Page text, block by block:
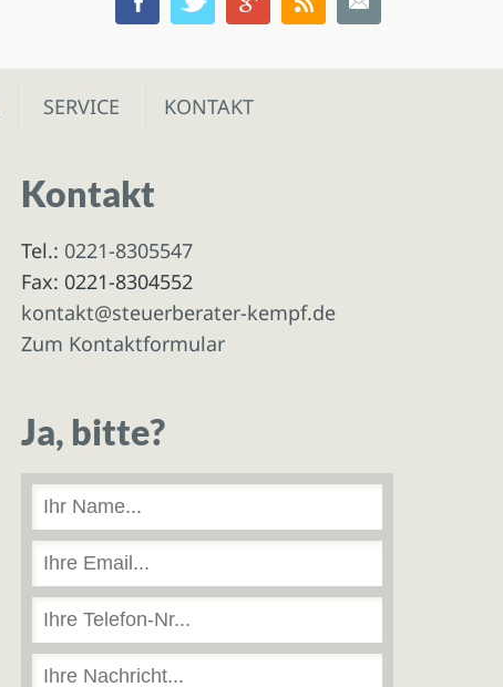
SERVICE KONTAKT
Kontakt
Tel.: 0221-8305547
Fax: 0221-8304552
kontakt@steuerberater-kempf.de
Zum Kontaktformular
Ja, bitte?